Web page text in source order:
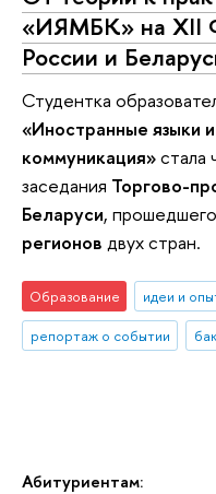
Абитуриентам:
«ИЯМБК» на XII
России и
Студентка
«Иностранные языки
коммуникация»стала
заседания Торгово-
Беларуси,
регионов двух стран.
Образование идеи и
репортаж о событии